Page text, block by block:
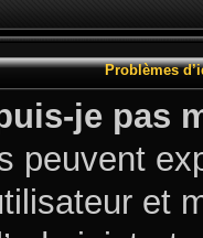
Problèmes
je pas
peuvent
et